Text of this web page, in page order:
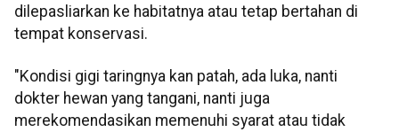
dilepasliarkan ke habitatnya atau tetap bertahan di
tempat konservasi.
"Kondisi gigi taringnya kan patah, ada luka, nanti
dokter hewan yang tangani, nanti juga
merekomendasikan memenuhi syarat atau tidak